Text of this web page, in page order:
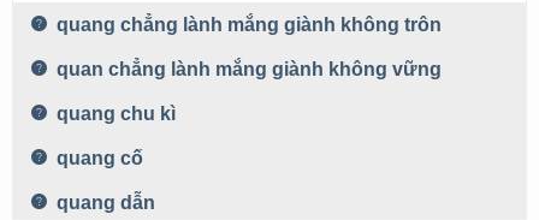
quang chẳng lành mắng giành không trôn
quan chẳng lành mắng giành không vững
quang chu kì
quang cố
quang dẫn